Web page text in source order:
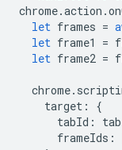
chrome.action .
let frames =
let frame1 =
let frame2 =
chrome.
target :
{
tabId : tab
frameIds :